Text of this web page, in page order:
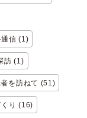
信 (1)
訪 (1)
を訪ねて (51)
り (16)